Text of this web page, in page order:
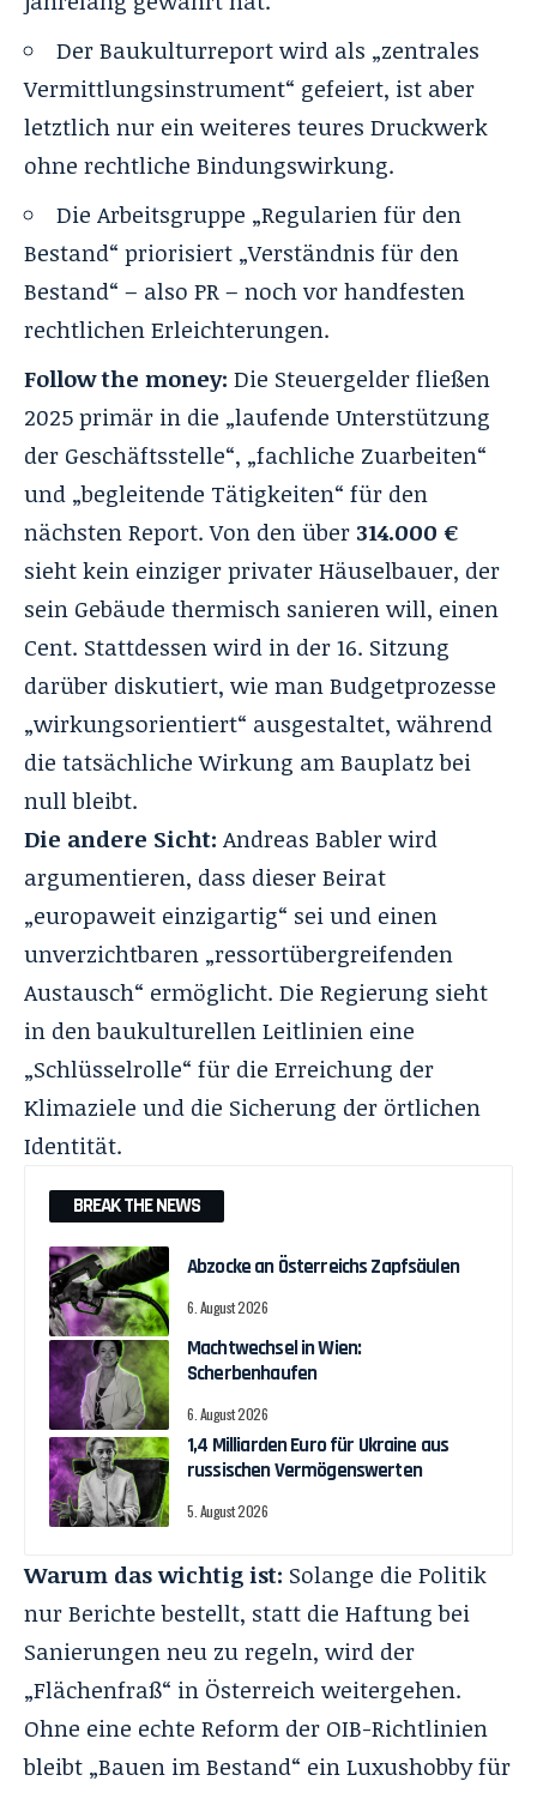
Der Baukulturreport wird als „zentrales
Vermittlungsinstrument“ gefeiert, ist aber
letztlich nur ein weiteres teures Druckwerk
ohne rechtliche Bindungswirkung.
Die Arbeitsgruppe „Regularien für den
Bestand“ priorisiert „Verständnis für den
Bestand“ – also PR – noch vor handfesten
rechtlichen Erleichterungen.
Follow the money: Die Steuergelder fließen
2025 primär in die „laufende Unterstützung
der Geschäftsstelle“, „fachliche Zuarbeiten“
und „begleitende Tätigkeiten“ für den
nächsten Report. Von den über 314.000 €
sieht kein einziger privater Häuselbauer, der
sein Gebäude thermisch sanieren will, einen
Cent. Stattdessen wird in der 16. Sitzung
darüber diskutiert, wie man Budgetprozesse
„wirkungsorientiert“ ausgestaltet, während
die tatsächliche Wirkung am Bauplatz bei
null bleibt.
Die andere Sicht: Andreas Babler wird
argumentieren, dass dieser Beirat
„europaweit einzigartig“ sei und einen
unverzichtbaren „ressortübergreifenden
Austausch“ ermöglicht. Die Regierung sieht
in den baukulturellen Leitlinien eine
„Schlüsselrolle“ für die Erreichung der
Klimaziele und die Sicherung der örtlichen
Identität.
BREAK THE NEWS
Abzocke an Österreichs Zapfsäulen
6. August 2026
Machtwechsel in Wien:
Scherbenhaufen
6. August 2026
1,4 Milliarden Euro für Ukraine aus
russischen Vermögenswerten
5. August 2026
Warum das wichtig ist: Solange die Politik
nur Berichte bestellt, statt die Haftung bei
Sanierungen neu zu regeln, wird der
„Flächenfraß“ in Österreich weitergehen.
Ohne eine echte Reform der OIB-Richtlinien
bleibt „Bauen im Bestand“ ein Luxushobby für